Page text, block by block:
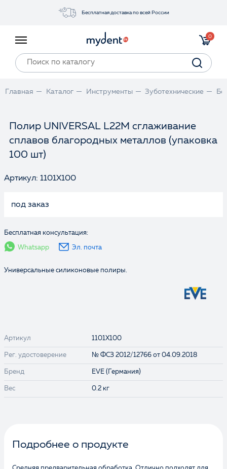
Бесплатная доставка по всей России
Прайс-лист
0
Главная Каталог Инструменты Зуботехнические
Полир UNIVERSAL L22M сглаживание
сплавов благородных металлов (упаковка
100 шт)
Артикул: 1101X100
под заказ
Бесплатная консультация:
Whatsapp Эл. почта
Универсальные силиконовые полиры.
Артикул 1101X100
Рег. удостоверение № ФСЗ 2012/12766 от 04.09.2018
Бренд EVE (Германия)
Вес 0.2 кг
Подробнее о продукте